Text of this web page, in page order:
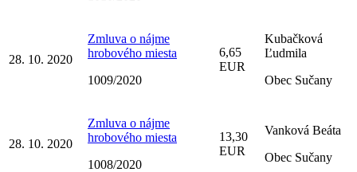
28. 10. 2020
Zmluva o nájme
hrobového miesta
1009/2020
6,65
EUR
Kubačková
Ľudmila
Obec Sučany
28. 10. 2020
Zmluva o nájme
hrobového miesta
1008/2020
13,30
EUR
Vanková Beáta
Obec Sučany